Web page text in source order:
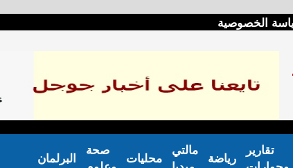
الخصوصية
البرلمان
صحة
محليات
مالتي
رياضة
تقارير